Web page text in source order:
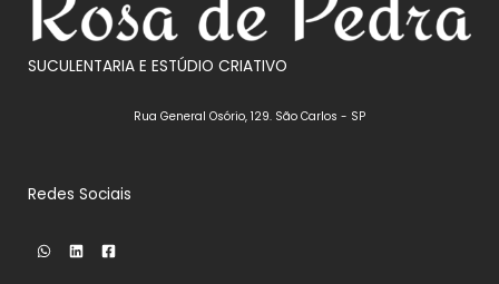
SUCULENTARIA E ESTÚDIO CRIATIVO
Rua General Osório, 129. São Carlos - SP
Redes Sociais